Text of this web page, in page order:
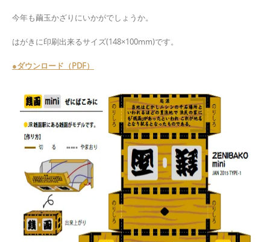
今年も繭玉かざりにいかがでしょうか。
はがきに印刷出来るサイズ(148×100mm)です。
●ダウンロード（PDF）